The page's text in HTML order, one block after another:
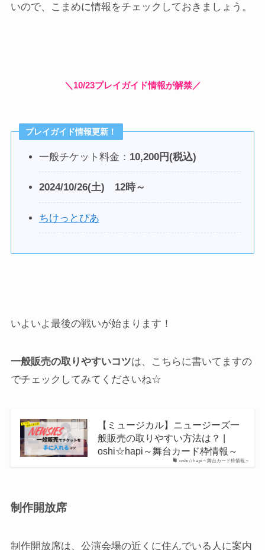
いので、こまめに情報をチェックしておきましょう。
＼10/23プレイガイド情報が解禁／
プレイガイド情報更新！
一般チケット料金： 10,200円(税込)
2024/10/26(土) 12時～
ちけっとぴあ
いよいよ最後の戦いが始まります！
一般販売の取りやすいコツは、こちらに書いてますの
でチェックしてみてくださいね☆
oshi☆hapi～舞台カード枠情報～
【ミュージカル】ニュージーズ一
般販売の取りやすい方法は？ |
oshi☆hapi～舞台カード枠情報～
制作開放席
制作開放席は、公演会場の近くに住んでいる人に案内